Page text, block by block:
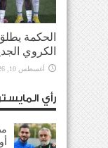
الحكمة
الكروي
أغسطس 10, 2026
رأي